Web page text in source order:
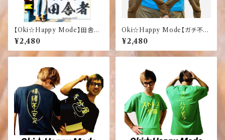
【Oki☆Happy Mode】田舎
者 オリジナルTシャツ
¥2,480
Oki☆Happy Mode【ガチ不
仲】【無理絶対】おもしろ ふざ
けTシャツ
¥2,480